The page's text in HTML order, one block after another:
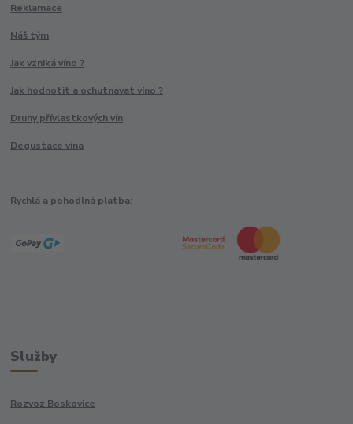
Reklamace
Náš tým
Jak vzniká víno ?
Jak hodnotit a ochutnávat víno ?
Druhy přívlastkových vín
Degustace vína
Rychlá a pohodlná platba:
Služby
Rozvoz Boskovice